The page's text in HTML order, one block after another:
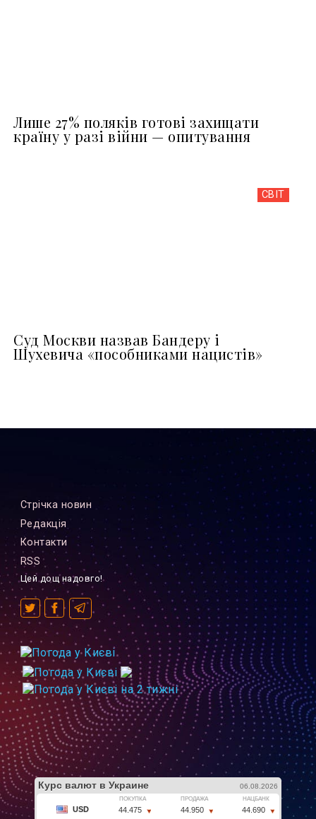
Лише 27% поляків готові захищати
країну у разі війни — опитування
СВІТ
Суд Москви назвав Бандеру і
Шухевича «пособниками нацистів»
Стрiчка новин
Редакцiя
Контакти
RSS
Цей дощ надовго!